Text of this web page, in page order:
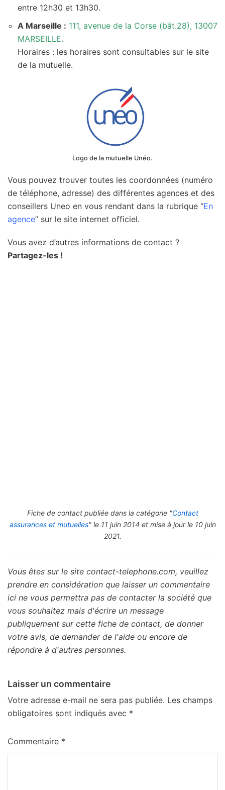
entre 12h30 et 13h30.
A Marseille : 111, avenue de la Corse (bât.28), 13007
MARSEILLE.
Horaires : les horaires sont consultables sur le site
de la mutuelle.
Logo de la mutuelle Unéo.
Vous pouvez trouver toutes les coordonnées (numéro
de téléphone, adresse) des différentes agences et des
conseillers Uneo en vous rendant dans la rubrique “En
agence” sur le site internet officiel.
Vous avez d’autres informations de contact ?
Partagez-les !
Fiche de contact publiée dans la catégorie "Contact
assurances et mutuelles" le 11 juin 2014 et mise à jour le 10 juin
2021.
Vous êtes sur le site contact-telephone.com, veuillez
prendre en considération que laisser un commentaire
ici ne vous permettra pas de contacter la société que
vous souhaitez mais d'écrire un message
publiquement sur cette fiche de contact, de donner
votre avis, de demander de l'aide ou encore de
répondre à d'autres personnes.
Laisser un commentaire
Votre adresse e-mail ne sera pas publiée. Les champs
obligatoires sont indiqués avec *
Commentaire *